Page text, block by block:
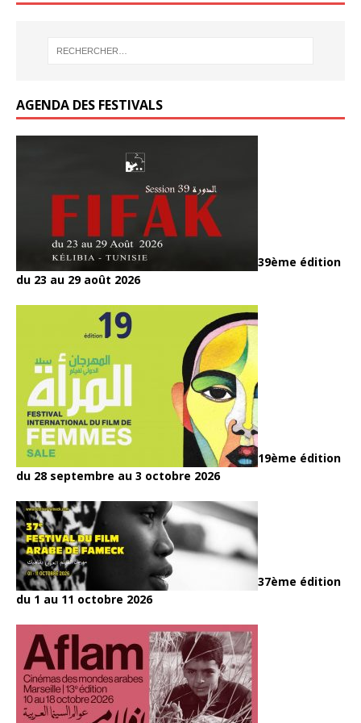
o
o
AGENDA DES FESTIVALS
39ème édition
du 23 au 29 août 2026
19ème édition
du 28 septembre au 3 octobre 2026
37ème édition
du 1 au 11 octobre 2026